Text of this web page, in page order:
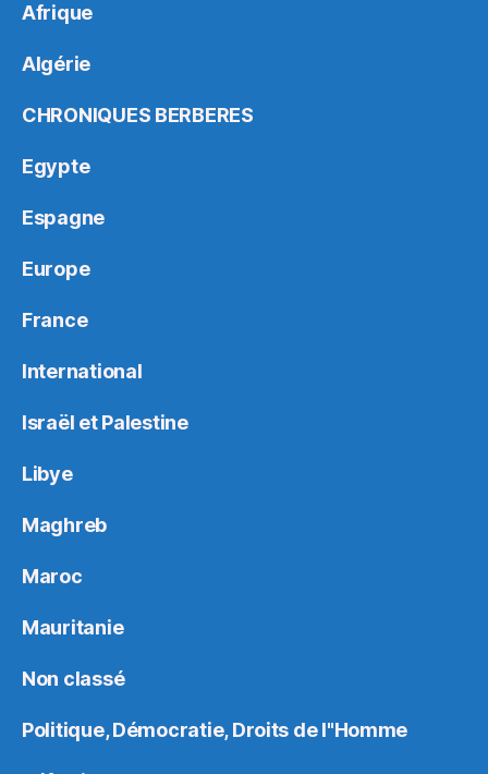
Afrique
Algérie
CHRONIQUES BERBERES
Egypte
Espagne
Europe
France
International
Israël et Palestine
Libye
Maghreb
Maroc
Mauritanie
Non classé
Politique, Démocratie, Droits de l"Homme